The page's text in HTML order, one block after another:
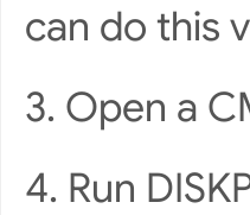
can do this
3. Open a
4. Run